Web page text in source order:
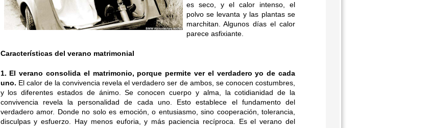
es seco, y el calor intenso, el
polvo se levanta y las plantas se
marchitan. Algunos días el calor
parece asfixiante.
Características del verano matrimonial
1. El verano consolida el matrimonio, porque permite ver el verdadero yo de cada
uno. El calor de la convivencia revela el verdadero ser de ambos, se conocen costumbres,
y los diferentes estados de ánimo. Se conocen cuerpo y alma, la cotidianidad de la
convivencia revela la personalidad de cada uno. Esto establece el fundamento del
verdadero amor. Donde no solo es emoción, o entusiasmo, sino cooperación, tolerancia,
disculpas y esfuerzo. Hay menos euforia, y más paciencia recíproca. Es el verano del